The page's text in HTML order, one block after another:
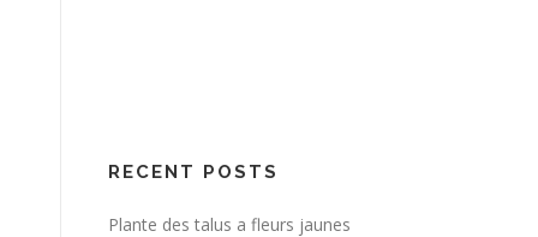
RECENT POSTS
Plante des talus a fleurs jaunes